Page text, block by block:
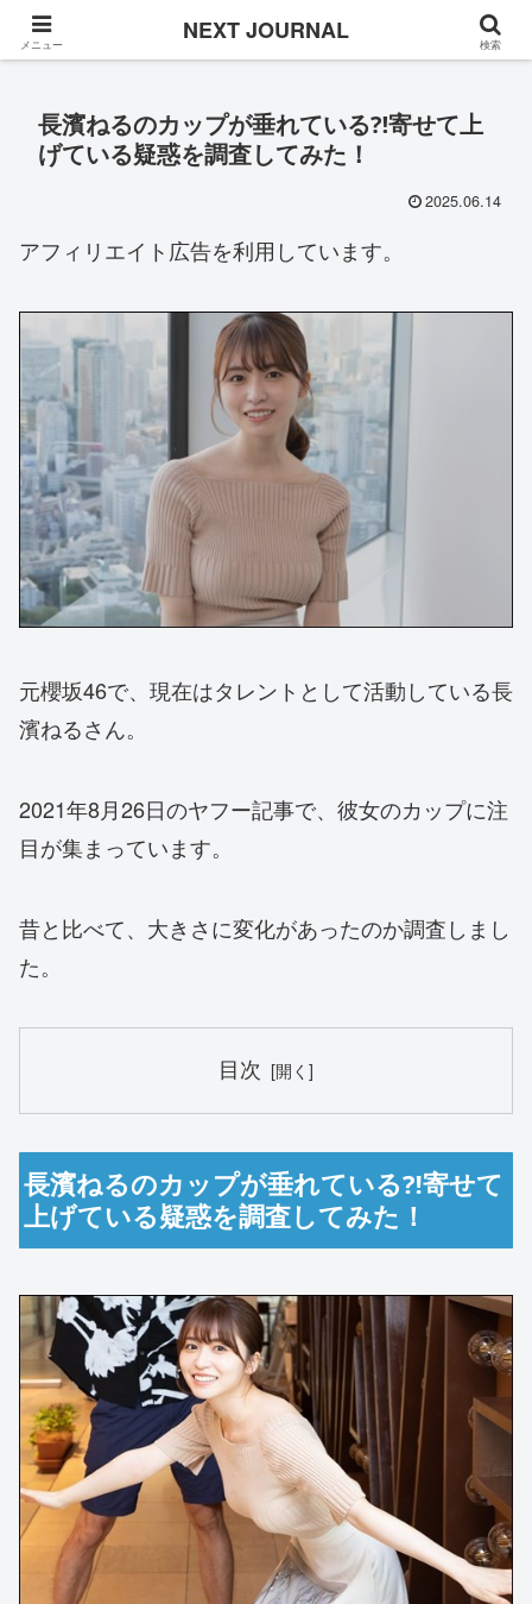
Once in a while
長濱ねるのカップが垂れている⁈寄せて上
げている疑惑を調査してみた！
2025.06.14
アフィリエイト広告を利用しています。
元櫻坂46で、現在はタレントとして活動している長
濱ねるさん。
2021年8月26日のヤフー記事で、彼女のカップに注
目が集まっています。
昔と比べて、大きさに変化があったのか調査しまし
た。
目次
長濱ねるのカップが垂れている⁈寄せて
上げている疑惑を調査してみた！
メニュー NEXT JOURNAL 検索